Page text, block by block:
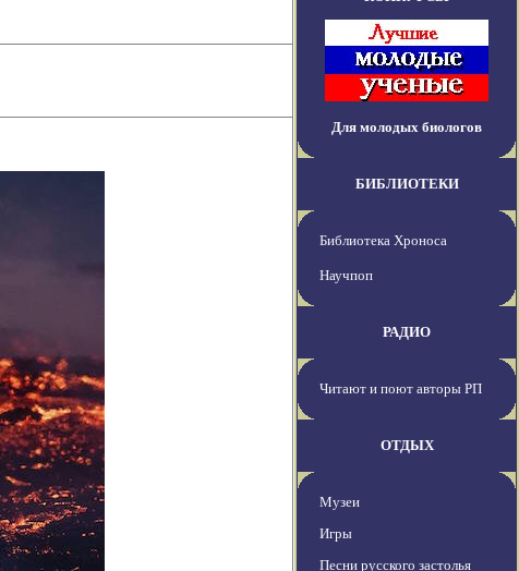
Для молодых биологов
БИБЛИОТЕКИ
Библиотека Хроноса
Научпоп
РАДИО
Читают и поют авторы РП
ОТДЫХ
Музеи
Игры
Песни русского застолья